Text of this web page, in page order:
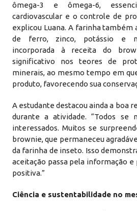
ômega-3 e ômega-6,
cardiovascular e o controle de
explicou Luana. A farinha
de ferro, zinco, potássio e
incorporada à receita do
significativo nos teores de
minerais, ao mesmo tempo em
produto, favorecendo sua
A estudante destacou ainda a boa
durante a atividade. “Todos se
interessados. Muitos se
brownie, que permaneceu
da farinha de inseto. Isso
aceitação passa pela informação
positiva.”
Ciência e sustentabilidade no